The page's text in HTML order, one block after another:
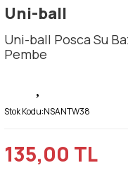
Uni-ball
Uni-ball Posca Su
Pembe
Stok Kodu:NSANTW38
135,00 TL